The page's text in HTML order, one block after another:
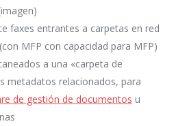
faxes entrantes a carpetas en red
MFP con capacidad para MFP)
a una «carpeta de
metadatos relacionados, para
de gestión de documentos u